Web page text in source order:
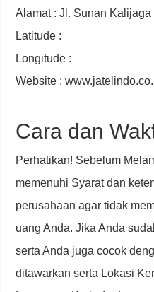
Alamat : Jl. Sunan
Latitude :
Longitude :
Website :
Cara dan
Perhatikan! Sebelum
memenuhi Syarat dan
perusahaan agar tidak
uang Anda. Jika Anda
serta Anda juga cocok
ditawarkan serta Lokasi